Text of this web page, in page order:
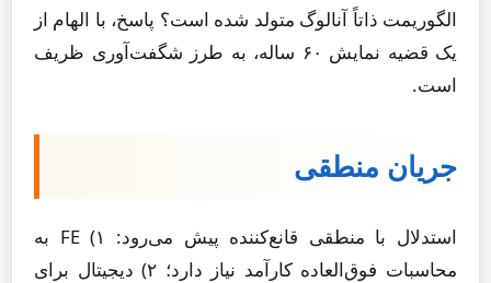
الگوریمت ذاتاً آنالوگ متولد شده است؟ پاسخ، با الهام از
یک قضیه نمایش ۶۰ ساله، به طرز شگفت‌آوری ظریف
است.
جریان منطقی
استدلال با منطقی قانع‌کننده پیش می‌رود: ۱) FE به
محاسبات فوق‌العاده کارآمد نیاز دارد؛ ۲) دیجیتال برای